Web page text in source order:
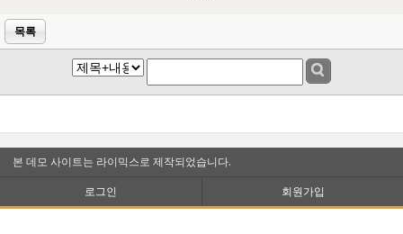
목록
본 데모 사이트는 라이믹스로 제작되었습니다.
로그인
회원가입